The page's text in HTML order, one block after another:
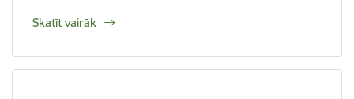
Skatīt vairāk